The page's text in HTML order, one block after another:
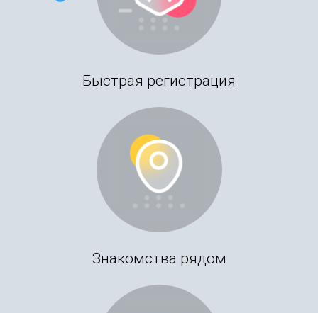
Быстрая регистрация
Знакомства рядом